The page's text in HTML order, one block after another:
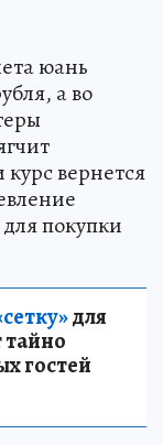
юань
а во
курс вернется
покупки
для
тайно
гостей